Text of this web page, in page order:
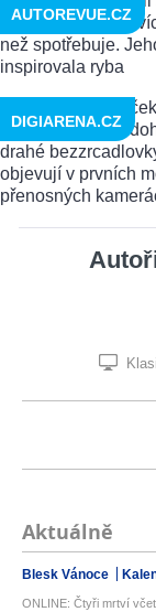
AUTOREVUE.CZ
DIGIARENA.CZ
Aktuálně
Blesk Vánoce
ONLINE: Čtyři mrtví